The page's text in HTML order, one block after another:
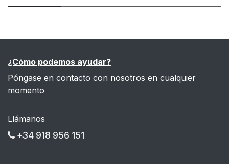
¿Cómo podemos ayudar?
Póngase en contacto con nosotros en cualquier
momento
Llámanos
+34 918 956 151